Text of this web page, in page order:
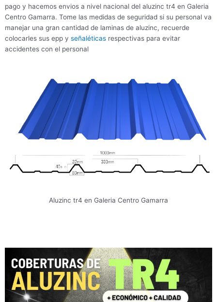
pago y hacemos envios a nivel nacional del aluzinc tr4 en Galeria
Centro Gamarra. Tome las medidas de seguridad si su personal va
manejar una gran cantidad de laminas de aluzinc, recuerde
colocarles sus epp y señaléticas respectivas para evitar
accidentes con el personal
Aluzinc tr4 en Galeria Centro Gamarra